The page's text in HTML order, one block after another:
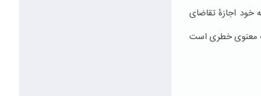
خود اجازۀ تقاضای
معنوی خطری است